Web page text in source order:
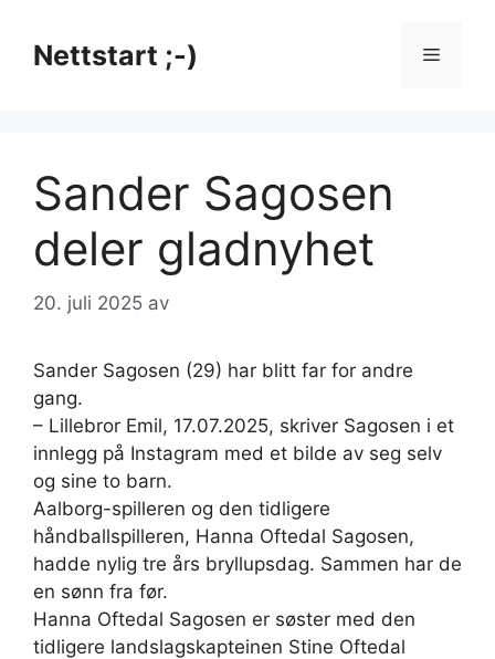
innholdNettstart ;-) Meny
Sander Sagosen
deler gladnyhet
20. juli 2025 av
Sander Sagosen (29) har blitt far for andre
gang.
– Lillebror Emil, 17.07.2025, skriver Sagosen i et
innlegg på Instagram med et bilde av seg selv
og sine to barn.
Aalborg-spilleren og den tidligere
håndballspilleren, Hanna Oftedal Sagosen,
hadde nylig tre års bryllupsdag. Sammen har de
en sønn fra før.
Hanna Oftedal Sagosen er søster med den
tidligere landslagskapteinen Stine Oftedal